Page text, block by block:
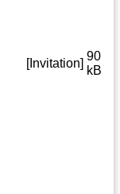
[Invitation]
90
kB